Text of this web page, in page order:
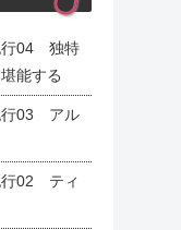
行04 独特
能する
行03 アル
行02 ティ